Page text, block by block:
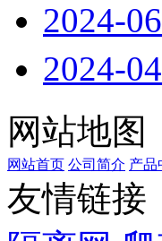
2024-
2024-
网站地图
网站首页 公司简介 产品
友情链接